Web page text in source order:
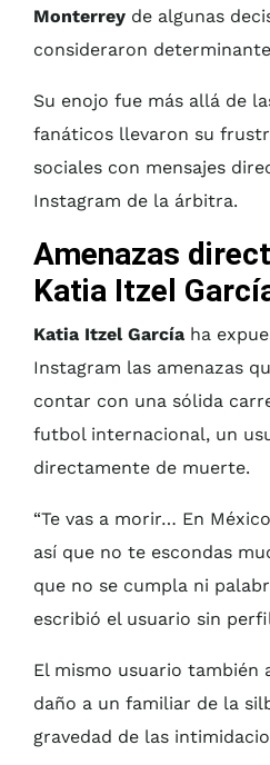
Monterrey de algunas
consideraron
Su enojo fue más allá de
fanáticos llevaron su
sociales con mensajes
Instagram de la árbitra.
Amenazas
Katia Itzel
Katia Itzel García ha
Instagram las amenazas
contar con una sólida
futbol internacional, un
directamente de muerte.
“Te vas a morir… En
así que no te escondas
que no se cumpla ni
escribió el usuario sin
El mismo usuario también
daño a un familiar de la
gravedad de las